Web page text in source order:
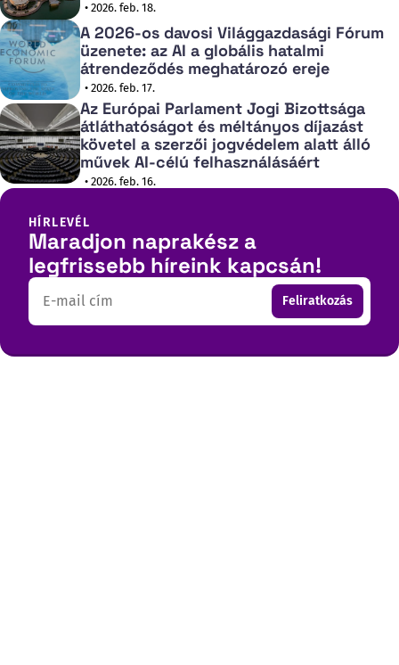
• 2026. feb. 18.
A 2026-os davosi Világgazdasági Fórum
üzenete: az AI a globális hatalmi
átrendeződés meghatározó ereje
• 2026. feb. 17.
Az Európai Parlament Jogi Bizottsága
átláthatóságot és méltányos díjazást
követel a szerzői jogvédelem alatt álló
művek AI-célú felhasználásáért
• 2026. feb. 16.
HÍRLEVÉL
Maradjon naprakész a
legfrissebb híreink kapcsán!
Email Feliratkozás